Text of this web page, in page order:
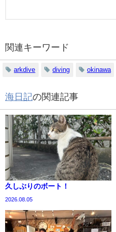
関連キーワード
arkdive diving okinawa
海日記の関連記事
久しぶりのボート！
2026.08.05